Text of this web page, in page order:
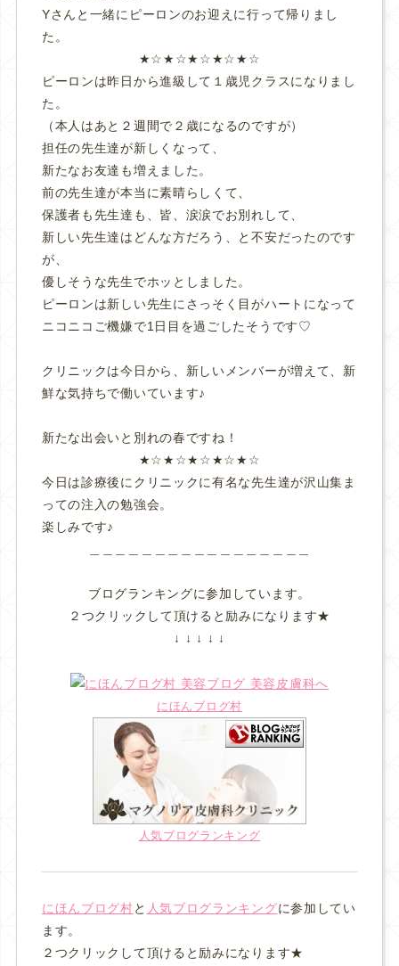
Yさんと一緒にピーロンのお迎えに行って帰りまし
た。
★☆★☆★☆★☆★☆
ピーロンは昨日から進級して１歳児クラスになりまし
た。
（本人はあと２週間で２歳になるのですが）
担任の先生達が新しくなって、
新たなお友達も増えました。
前の先生達が本当に素晴らしくて、
保護者も先生達も、皆、涙涙でお別れして、
新しい先生達はどんな方だろう、と不安だったのです
が、
優しそうな先生でホッとしました。
ピーロンは新しい先生にさっそく目がハートになって
ニコニコご機嫌で1日目を過ごしたそうです♡
クリニックは今日から、新しいメンバーが増えて、新
鮮な気持ちで働いています♪
新たな出会いと別れの春ですね！
★☆★☆★☆★☆★☆
今日は診療後にクリニックに有名な先生達が沢山集ま
っての注入の勉強会。
楽しみです♪
ブログランキングに参加しています。
２つクリックして頂けると励みになります★
↓ ↓ ↓ ↓ ↓
にほんブログ村
人気ブログランキング
にほんブログ村と 人気ブログランキングに参加してい
ます。
２つクリックして頂けると励みになります★